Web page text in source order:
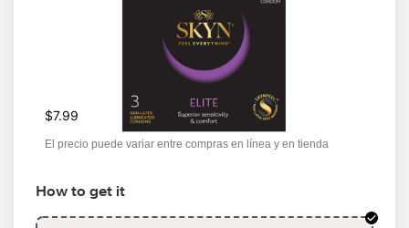
$7.99
El precio puede variar entre compras en línea y en tienda
How to get it